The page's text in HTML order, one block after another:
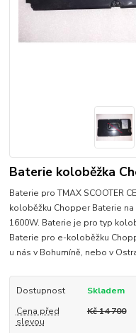
Baterie koloběžka
Baterie pro TMAX SCOOTER
koloběžku Chopper Baterie
1600W. Baterie je pro typ
Baterie pro e-koloběžku
u nás v Bohumíně, nebo v
Dostupnost
Skladem
Cena před
slevou
Kč 14 700